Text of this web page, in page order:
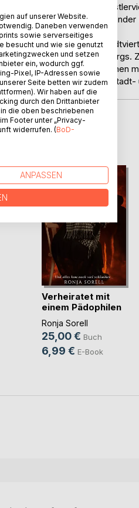
Längst ist er
Viertel mit
die Geschichte dieses
Bild des heutigen
und aktuellen Aufnahmen
Stück deutscher Stadt-
BEIBoD
Verheiratet mit
einem Pädophilen
u(...)
Ronja Sorell
25,00 € Buch
6,99 € E-Book
auf unserer Website.
Daneben verwenden
sowie serverseitiges
besucht und wie sie genutzt
und setzen
ein, wodurch ggf.
Pixel, IP-Adressen sowie
Seite betten wir zudem
Wir haben auf die
durch den Drittanbieter
die oben beschriebenen
Footer unter „Privacy-
widerrufen. (BoD-
ANPASSEN